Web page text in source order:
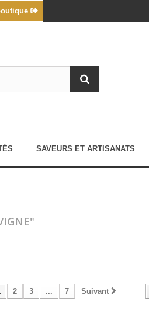
SAVEURS ET ARTISANATS
2 3 ... 7 Suivant